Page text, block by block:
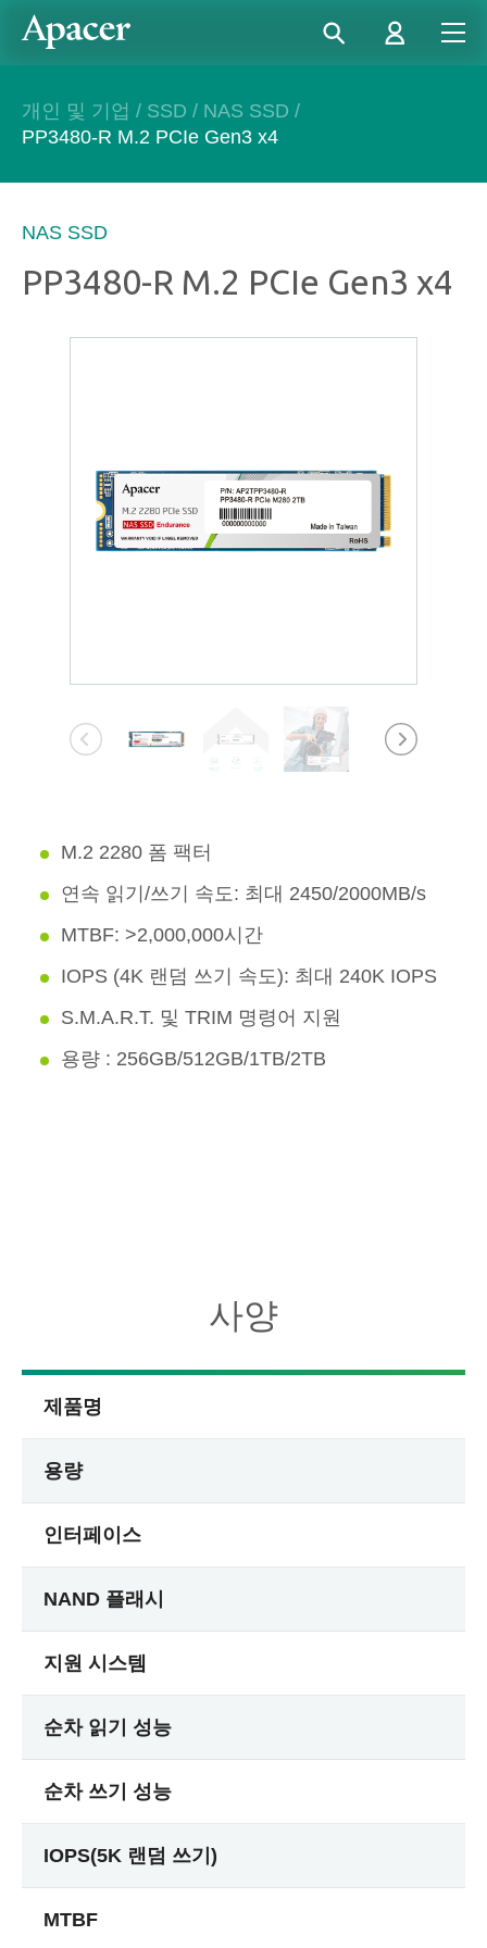
개인 및 기업 / SSD / NAS SSD /
PP3480-R M.2 PCIe Gen3 x4
NAS SSD
PP3480-R M.2 PCIe Gen3 x4
M.2 2280 폼 팩터
연속 읽기/쓰기 속도: 최대 2450/2000MB/s
MTBF: >2,000,000시간
IOPS (4K 랜덤 쓰기 속도): 최대 240K IOPS
S.M.A.R.T. 및 TRIM 명령어 지원
용량 : 256GB/512GB/1TB/2TB
사양
제품명
용량
인터페이스
NAND 플래시
지원 시스템
순차 읽기 성능
순차 쓰기 성능
IOPS(5K 랜덤 쓰기)
MTBF